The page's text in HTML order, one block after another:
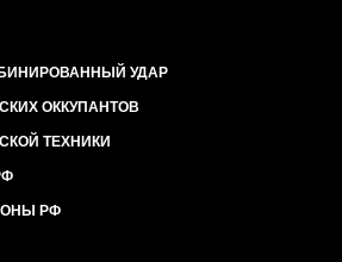
УДАР
ОККУПАНТОВ
ТЕХНИКИ
РФ